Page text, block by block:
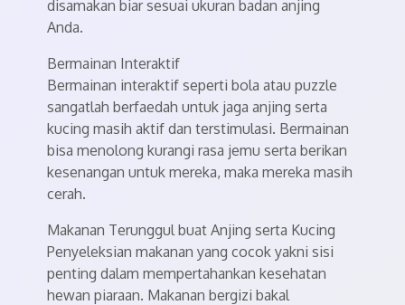
disamakan biar sesuai ukuran badan anjing
Anda.
Bermainan Interaktif
Bermainan interaktif seperti bola atau puzzle
sangatlah berfaedah untuk jaga anjing serta
kucing masih aktif dan terstimulasi. Bermainan
bisa menolong kurangi rasa jemu serta berikan
kesenangan untuk mereka, maka mereka masih
cerah.
Makanan Terunggul buat Anjing serta Kucing
Penyeleksian makanan yang cocok yakni sisi
penting dalam mempertahankan kesehatan
hewan piaraan. Makanan bergizi bakal